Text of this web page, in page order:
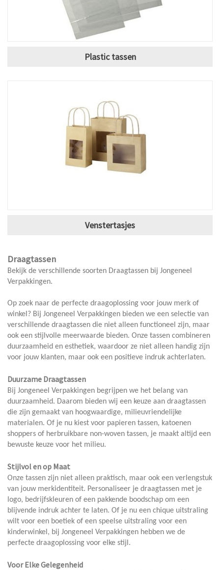
Plastic tassen
Venstertasjes
Draagtassen
Bekijk de verschillende soorten Draagtassen bij Jongeneel
Verpakkingen.
Op zoek naar de perfecte draagoplossing voor jouw merk of
winkel? Bij Jongeneel Verpakkingen bieden we een selectie van
verschillende draagtassen die niet alleen functioneel zijn, maar
ook een stijlvolle meerwaarde bieden. Onze tassen combineren
duurzaamheid en esthetiek, waardoor ze niet alleen handig zijn
voor jouw klanten, maar ook een positieve indruk achterlaten.
Duurzame Draagtassen
Bij Jongeneel Verpakkingen begrijpen we het belang van
duurzaamheid. Daarom bieden wij een keuze aan draagtassen
die zijn gemaakt van hoogwaardige, milieuvriendelijke
materialen. Of je nu kiest voor papieren tassen, katoenen
shoppers of herbruikbare non-woven tassen, je maakt altijd een
bewuste keuze voor het milieu.
Stijlvol en op Maat
Onze tassen zijn niet alleen praktisch, maar ook een verlengstuk
van jouw merkidentiteit. Personaliseer je draagtassen met je
logo, bedrijfskleuren of een pakkende boodschap om een
blijvende indruk achter te laten. Of je nu een chique uitstraling
wilt voor een boetiek of een speelse uitstraling voor een
kinderwinkel, bij Jongeneel Verpakkingen hebben we de
perfecte draagoplossing voor elke stijl.
Voor Elke Gelegenheid